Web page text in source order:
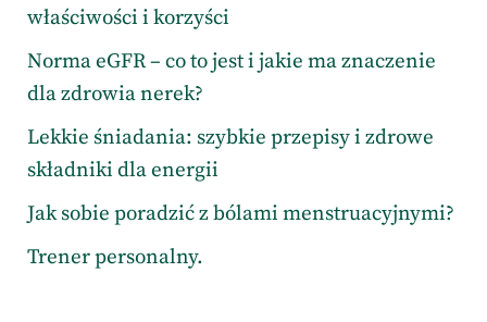
właściwości i korzyści
Norma eGFR – co to jest i jakie ma znaczenie
dla zdrowia nerek?
Lekkie śniadania: szybkie przepisy i zdrowe
składniki dla energii
Jak sobie poradzić z bólami menstruacyjnymi?
Trener personalny.